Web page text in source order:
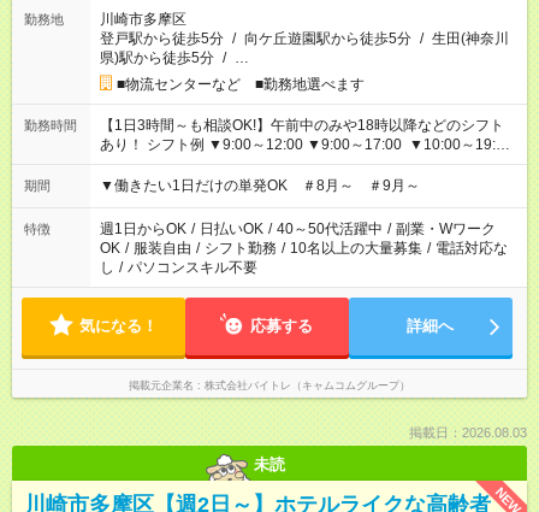
勤務地
川崎市多摩区
登戸駅から徒歩5分 / 向ケ丘遊園駅から徒歩5分 / 生田(神奈川
県)駅から徒歩5分 / …
■物流センターなど ■勤務地選べます
勤務時間
【1日3時間～も相談OK!】午前中のみや18時以降などのシフト
あり！ シフト例 ▼9:00～12:00 ▼9:00～17:00 ▼10:00～19:00
▼18:00～21:00
期間 ▼働きたい1日だけの単発OK ＃8月～ ＃9月～
特徴 週1日からOK / 日払いOK / 40～50代活躍中 / 副業・Wワーク
OK / 服装自由 / シフト勤務 / 10名以上の大量募集 / 電話対応な
し / パソコンスキル不要
気になる！ 応募する 詳細へ
掲載元企業名 株式会社バイトレ（キャムコムグループ）
掲載日：2026.08.03
未読
NEW
川崎市多摩区【週2日～】ホテルライクな高齢者